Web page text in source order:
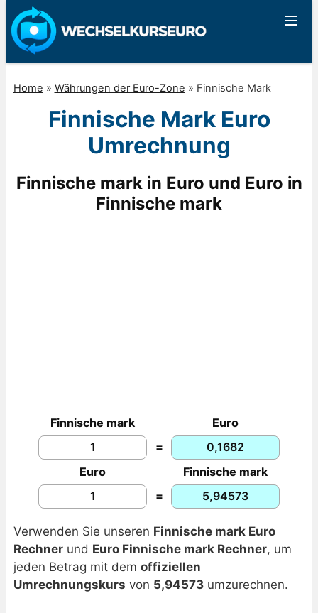
Home » Währungen der Euro-Zone » Finnische Mark
Finnische Mark Euro
Umrechnung
Finnische mark in Euro und Euro in
Finnische mark
Finnische mark
Euro
=
Euro
Finnische mark
=
Verwenden Sie unseren Finnische mark Euro
Rechnerund Euro Finnische mark Rechner, um
jeden Betrag mit dem offiziellen
Umrechnungskurs von 5,94573umzurechnen.